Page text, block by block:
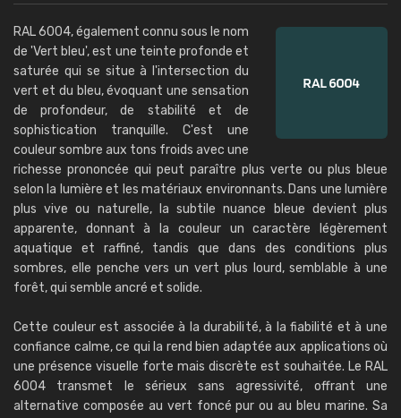
RAL 6004, également connu sous le nom
de 'Vert bleu', est une teinte profonde et
saturée qui se situe à l'intersection du
vert et du bleu, évoquant une sensation
de profondeur, de stabilité et de
sophistication tranquille. C'est une
couleur sombre aux tons froids avec une
richesse prononcée qui peut paraître plus verte ou plus bleue
selon la lumière et les matériaux environnants. Dans une lumière
plus vive ou naturelle, la subtile nuance bleue devient plus
apparente, donnant à la couleur un caractère légèrement
aquatique et raffiné, tandis que dans des conditions plus
sombres, elle penche vers un vert plus lourd, semblable à une
forêt, qui semble ancré et solide.
Cette couleur est associée à la durabilité, à la fiabilité et à une
confiance calme, ce qui la rend bien adaptée aux applications où
une présence visuelle forte mais discrète est souhaitée. Le RAL
6004 transmet le sérieux sans agressivité, offrant une
alternative composée au vert foncé pur ou au bleu marine. Sa